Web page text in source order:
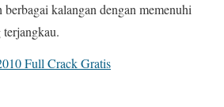
berbagai kalangan dengan memenuhi
terjangkau.
Full Crack Gratis